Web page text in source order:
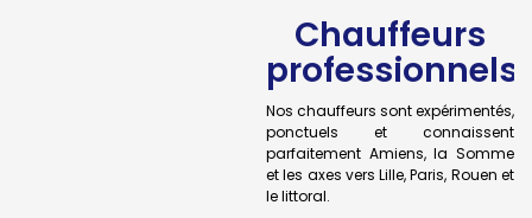
Chauffeurs
professionnels
Nos chauffeurs sont expérimentés,
ponctuels et connaissent
parfaitement Amiens, la Somme
et les axes vers Lille, Paris, Rouen et
le littoral.